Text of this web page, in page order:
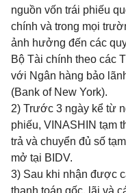
nguồn vốn trái phiếu
chính và trong mọi
ảnh hưởng đến các
Bộ Tài chính theo các
với Ngân hàng bảo
(Bank of New York).
2) Trước 3 ngày kể từ
phiếu, VINASHIN tạm
trả và chuyển đủ số
mở tại BIDV.
3) Sau khi nhận được
thanh toán gốc, lãi và